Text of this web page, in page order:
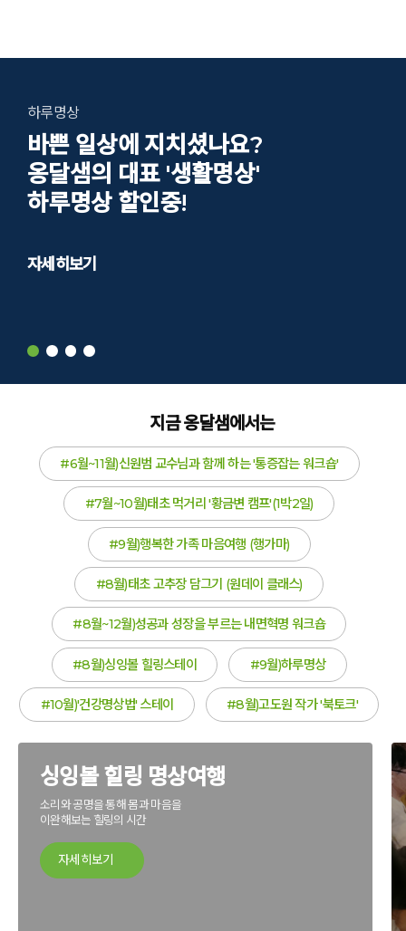
하루명상
바쁜 일상에 지치셨나요?
옹달샘의 대표 '생활명상'
하루명상 할인중!
자세히보기
지금 옹달샘에서는
#6월~11월)신원범 교수님과 함께 하는 '통증잡는 워크숍'
#7월~10월)태초 먹거리 '황금변 캠프'(1박2일)
#9월)행복한 가족 마음여행 (행가마)
#8월)태초 고추장 담그기 (원데이 클래스)
#8월~12월)성공과 성장을 부르는 내면혁명 워크숍
#8월)싱잉볼 힐링스테이 #9월)하루명상
#10월)'건강명상법' 스테이 #8월)고도원 작가 '북토크'
싱잉볼 힐링 명상여행
소리와 공명을 통해 몸과 마음을
이완해보는 힐링의 시간
자세히보기